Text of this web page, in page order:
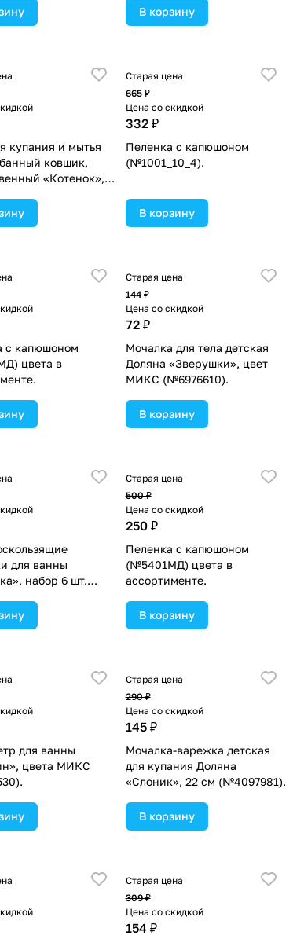
(№4350279).
В корзину
купания и мытья
ковшик,
«Котенок»,
Старая цена
665 ₽
Цена со скидкой
332 ₽
Пеленка с капюшоном
(№1001_10_4).
В корзину
с капюшоном
цвета в
Старая цена
144 ₽
Цена со скидкой
72 ₽
Мочалка для тела детская
Доляна «Зверушки», цвет
МИКС (№6976610).
В корзину
для ванны
набор 6 шт.
Старая цена
500 ₽
Цена со скидкой
250 ₽
Пеленка с капюшоном
(№5401МД) цвета в
ассортименте.
В корзину
для ванны
цвета МИКС
Старая цена
290 ₽
Цена со скидкой
145 ₽
Мочалка-варежка детская
для купания Доляна
«Слоник», 22 см (№4097981).
В корзину
Старая цена
309 ₽
Цена со скидкой
154 ₽